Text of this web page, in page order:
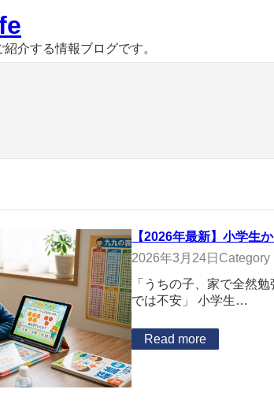
介する情報ブログです。
【2026年最新】小学生
2026年3月24日
「うちの子、家で全然
では不安」 小学生…
Read more